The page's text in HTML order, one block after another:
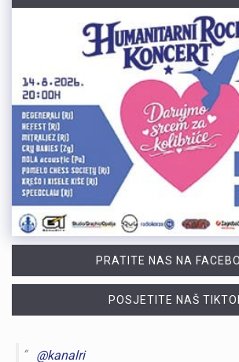
PRATITE NAS NA
POSJETITE NAŠ
@kanalri